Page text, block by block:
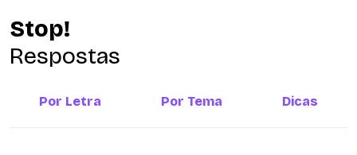
Stop!
Respostas
Por Letra Por Tema Dicas